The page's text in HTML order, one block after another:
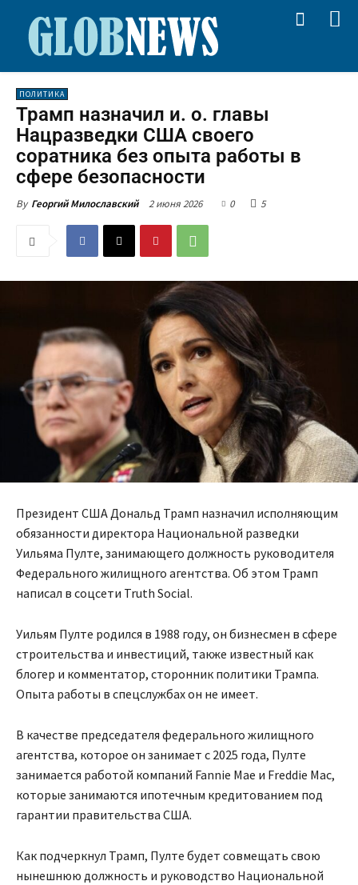
ПОЛИТИКА
Трамп назначил и. о. главы
Нацразведки США своего
соратника без опыта работы в
сфере безопасности
By Георгий Милославский 2 июня 2026 0 5
Президент США Дональд Трамп назначил исполняющим
обязанности директора Национальной разведки
Уильяма Пулте, занимающего должность руководителя
Федерального жилищного агентства. Об этом Трамп
написал в соцсети Truth Social.
Уильям Пулте родился в 1988 году, он бизнесмен в сфере
строительства и инвестиций, также известный как
блогер и комментатор, сторонник политики Трампа.
Опыта работы в спецслужбах он не имеет.
В качестве председателя федерального жилищного
агентства, которое он занимает с 2025 года, Пулте
занимается работой компаний Fannie Mae и Freddie Mac,
которые занимаются ипотечным кредитованием под
гарантии правительства США.
Как подчеркнул Трамп, Пулте будет совмещать свою
нынешнюю должность и руководство Национальной